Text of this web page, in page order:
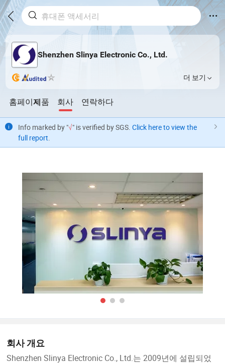
Shenzhen Slinya Electronic Co., Ltd.
더 보기
홈페이지제품 회사 연락하다
Info marked by "√" is verified by SGS. Click here to view the
full report.
회사 개요
Shenzhen Slinya Electronic Co., Ltd.는 2009년에 설립되었